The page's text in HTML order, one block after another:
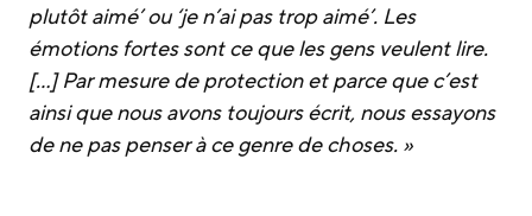
plutôt aimé’ ou ‘je n’ai pas trop aimé’. Les
émotions fortes sont ce que les gens veulent lire.
[…] Par mesure de protection et parce que c’est
ainsi que nous avons toujours écrit, nous essayons
de ne pas penser à ce genre de choses. »